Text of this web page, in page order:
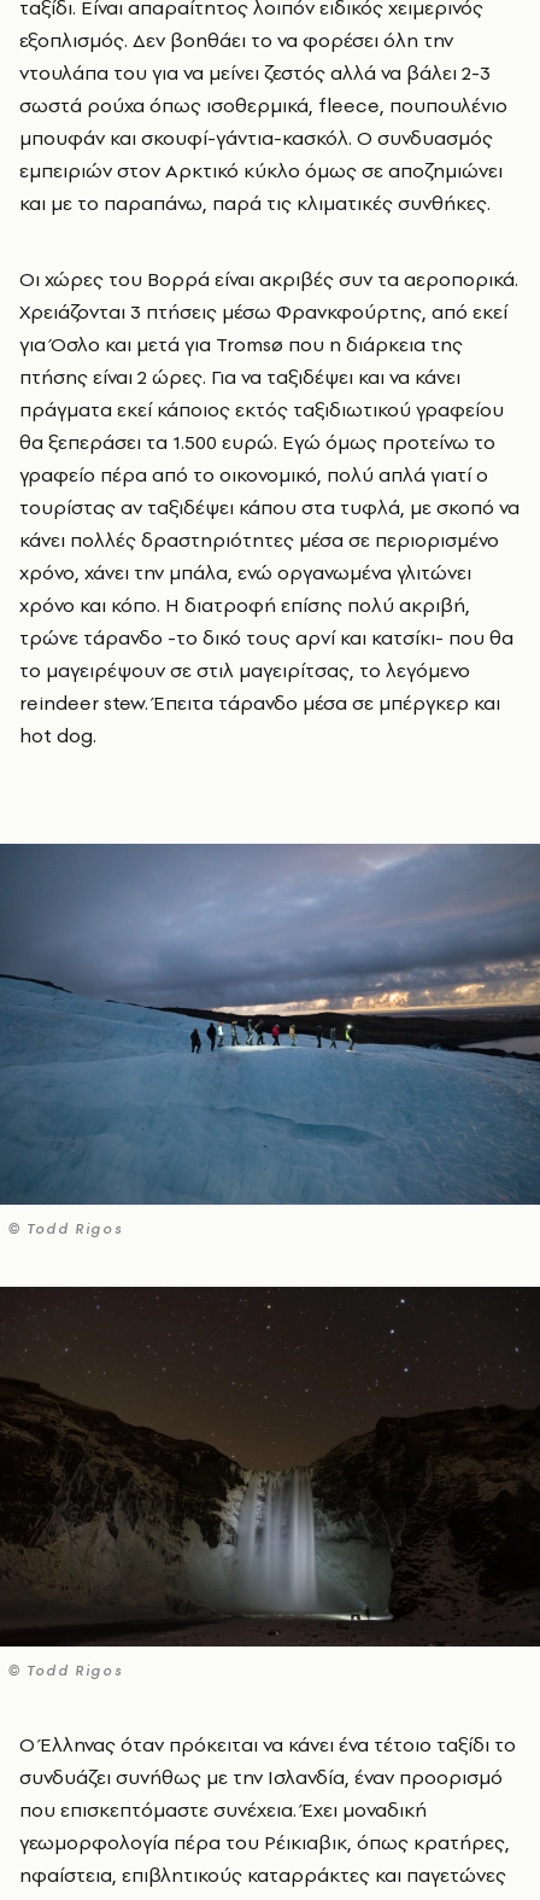
ταξίδι. Είναι απαραίτητος λοιπόν ειδικός χειμερινός
εξοπλισμός. Δεν βοηθάει το να φορέσει όλη την
ντουλάπα του για να μείνει ζεστός αλλά να βάλει 2-3
σωστά ρούχα όπως ισοθερμικά, fleece, πουπουλένιο
μπουφάν και σκουφί-γάντια-κασκόλ. Ο συνδυασμός
εμπειριών στον Αρκτικό κύκλο όμως σε αποζημιώνει
και με το παραπάνω, παρά τις κλιματικές συνθήκες.
Οι χώρες του Βορρά είναι ακριβές συν τα αεροπορικά.
Χρειάζονται 3 πτήσεις μέσω Φρανκφούρτης, από εκεί
για Όσλο και μετά για Tromsø που η διάρκεια της
πτήσης είναι 2 ώρες. Για να ταξιδέψει και να κάνει
πράγματα εκεί κάποιος εκτός ταξιδιωτικού γραφείου
θα ξεπεράσει τα 1.500 ευρώ. Εγώ όμως προτείνω το
γραφείο πέρα από το οικονομικό, πολύ απλά γιατί ο
τουρίστας αν ταξιδέψει κάπου στα τυφλά, με σκοπό να
κάνει πολλές δραστηριότητες μέσα σε περιορισμένο
χρόνο, χάνει την μπάλα, ενώ οργανωμένα γλιτώνει
χρόνο και κόπο. Η διατροφή επίσης πολύ ακριβή,
τρώνε τάρανδο -το δικό τους αρνί και κατσίκι- που θα
το μαγειρέψουν σε στιλ μαγειρίτσας, το λεγόμενο
reindeer stew. Έπειτα τάρανδο μέσα σε μπέργκερ και
hot dog.
© Todd Rigos
© Todd Rigos
Ο Έλληνας όταν πρόκειται να κάνει ένα τέτοιο ταξίδι το
συνδυάζει συνήθως με την Ισλανδία, έναν προορισμό
που επισκεπτόμαστε συνέχεια. Έχει μοναδική
γεωμορφολογία πέρα του Ρέικιαβικ, όπως κρατήρες,
ηφαίστεια, επιβλητικούς καταρράκτες και παγετώνες